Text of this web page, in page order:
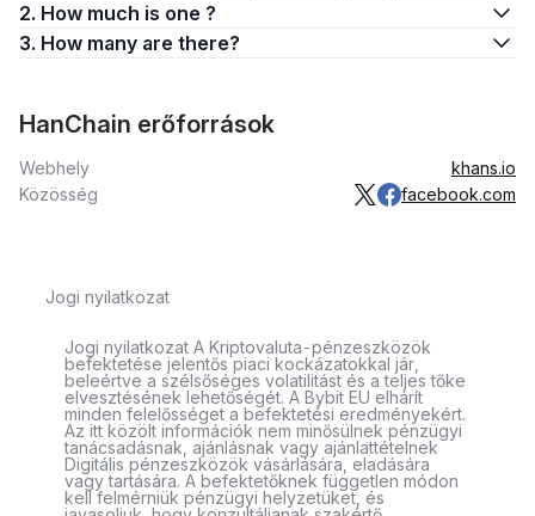
2. How much is one ?
3. How many are there?
HanChain erőforrások
Webhely
khans.io
Közösség
facebook.com
Jogi nyilatkozat
Jogi nyilatkozat A Kriptovaluta-pénzeszközök
befektetése jelentős piaci kockázatokkal jár,
beleértve a szélsőséges volatilitást és a teljes tőke
elvesztésének lehetőségét. A Bybit EU elhárít
minden felelősséget a befektetési eredményekért.
Az itt közölt információk nem minősülnek pénzügyi
tanácsadásnak, ajánlásnak vagy ajánlattételnek
Digitális pénzeszközök vásárlására, eladására
vagy tartására. A befektetőknek független módon
kell felmérniük pénzügyi helyzetüket, és